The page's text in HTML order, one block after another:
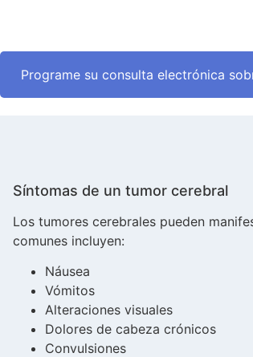
Programe su consulta electrónica
Síntomas de un tumor cerebral
Los tumores cerebrales pueden
comunes incluyen:
Náusea
Vómitos
Alteraciones visuales
Dolores de cabeza crónicos
Convulsiones